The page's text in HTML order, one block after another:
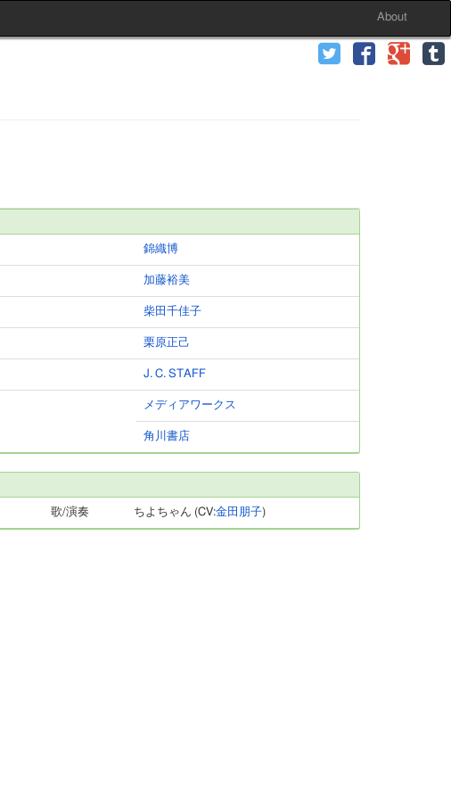
About
錦織博
加藤裕美
柴田千佳子
栗原正己
J. C. STAFF
メディアワークス
角川書店
歌/演奏 ちよちゃん (CV:金田朋子)